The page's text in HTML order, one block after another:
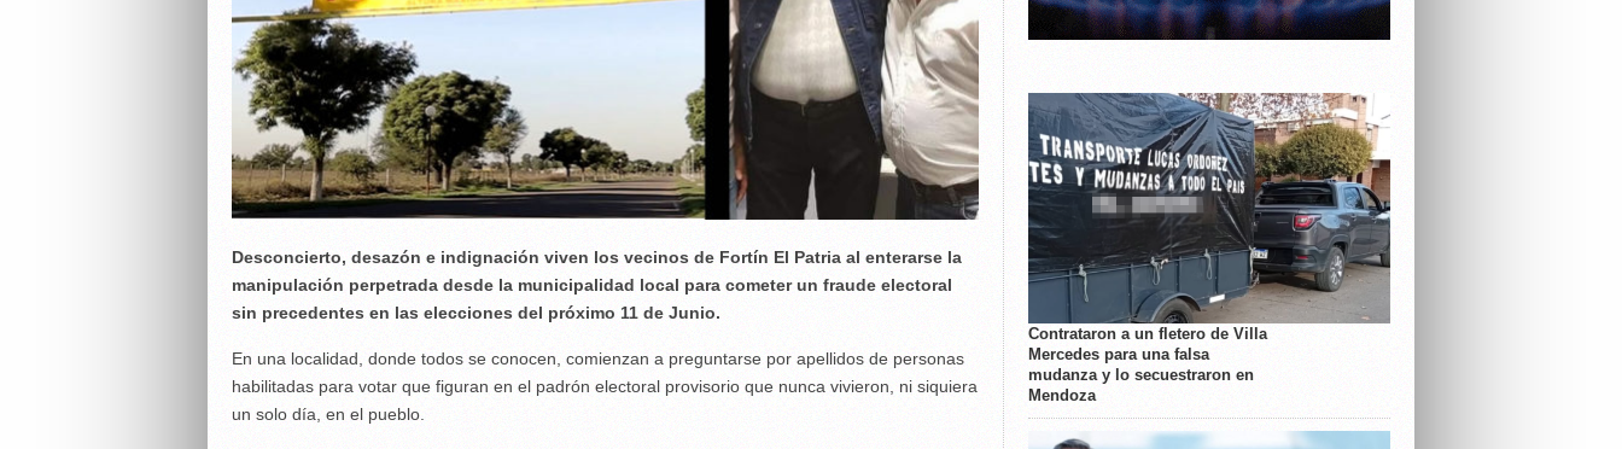
Desconcierto, desazón e indignación viven los vecinos de Fortín El Patria al enterarse la
manipulación perpetrada desde la municipalidad local para cometer un fraude electoral
sin precedentes en las elecciones del próximo 11 de Junio.
En una localidad, donde todos se conocen, comienzan a preguntarse por apellidos de personas
habilitadas para votar que figuran en el padrón electoral provisorio que nunca vivieron, ni siquiera
un solo día, en el pueblo.
Contrataron a un fletero de Villa
Mercedes para una falsa
mudanza y lo secuestraron en
Mendoza